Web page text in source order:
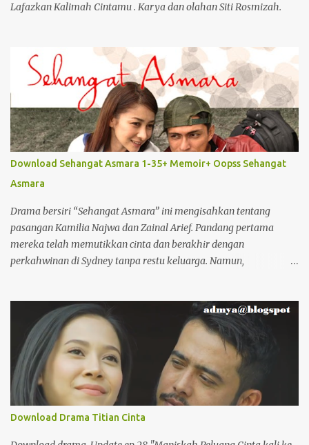
Lafazkan Kalimah Cintamu . Karya dan olahan Siti Rosmizah.
Download Sehangat Asmara 1-35+ Memoir+ Oopss Sehangat
Asmara
Drama bersiri “Sehangat Asmara” ini mengisahkan tentang
pasangan Kamilia Najwa dan Zainal Arief. Pandang pertama
mereka telah memutikkan cinta dan berakhir dengan
perkahwinan di Sydney tanpa restu keluarga. Namun,
menginjak sembilan tahun lamanya, Zainal tidak pernah pulang
sedangkan Kamilia terus menanti dengan air mata dan sengsara.
Download Drama Titian Cinta